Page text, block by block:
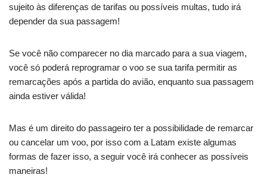
sujeito às diferenças de tarifas ou possíveis multas, tudo irá
depender da sua passagem!
Se você não comparecer no dia marcado para a sua viagem,
você só poderá reprogramar o voo se sua tarifa permitir as
remarcações após a partida do avião, enquanto sua passagem
ainda estiver válida!
Mas é um direito do passageiro ter a possibilidade de remarcar
ou cancelar um voo, por isso com a Latam existe algumas
formas de fazer isso, a seguir você irá conhecer as possíveis
maneiras!